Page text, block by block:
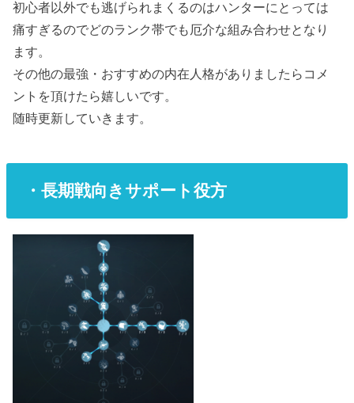
初心者以外でも逃げられまくるのはハンターにとっては
痛すぎるのでどのランク帯でも厄介な組み合わせとなり
ます。
その他の最強・おすすめの内在人格がありましたらコメ
ントを頂けたら嬉しいです。
随時更新していきます。
・長期戦向きサポート役方